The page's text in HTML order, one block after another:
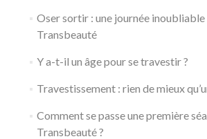
Oser sortir : une journée inoubliable
Transbeauté
Y a-t-il un âge pour se travestir ?
Travestissement : rien de mieux
Comment se passe une première
Transbeauté ?